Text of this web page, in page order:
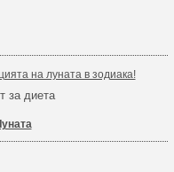
на луната в зодиака!
за диета